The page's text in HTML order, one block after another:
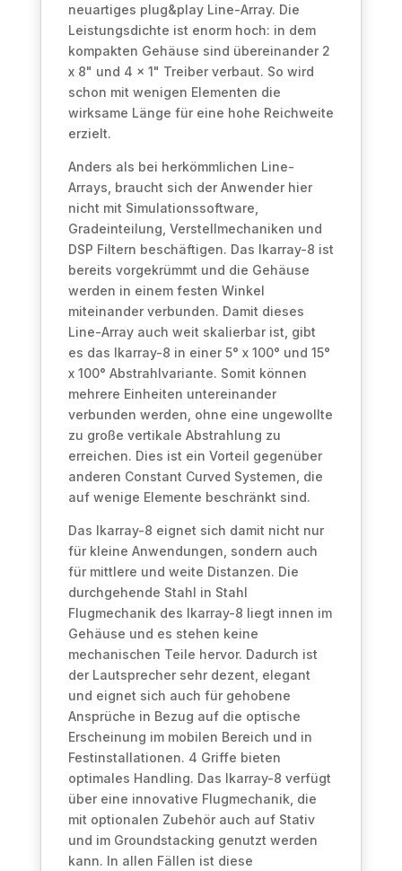
neuartiges plug&play Line-Array. Die
Leistungsdichte ist enorm hoch: in dem
kompakten Gehäuse sind übereinander 2
x 8" und 4 x 1" Treiber verbaut. So wird
schon mit wenigen Elementen die
wirksame Länge für eine hohe Reichweite
erzielt.
Anders als bei herkömmlichen Line-
Arrays, braucht sich der Anwender hier
nicht mit Simulationssoftware,
Gradeinteilung, Verstellmechaniken und
DSP Filtern beschäftigen. Das Ikarray-8 ist
bereits vorgekrümmt und die Gehäuse
werden in einem festen Winkel
miteinander verbunden. Damit dieses
Line-Array auch weit skalierbar ist, gibt
es das Ikarray-8 in einer 5° x 100° und 15°
x 100° Abstrahlvariante. Somit können
mehrere Einheiten untereinander
verbunden werden, ohne eine ungewollte
zu große vertikale Abstrahlung zu
erreichen. Dies ist ein Vorteil gegenüber
anderen Constant Curved Systemen, die
auf wenige Elemente beschränkt sind.
Das Ikarray-8 eignet sich damit nicht nur
für kleine Anwendungen, sondern auch
für mittlere und weite Distanzen. Die
durchgehende Stahl in Stahl
Flugmechanik des Ikarray-8 liegt innen im
Gehäuse und es stehen keine
mechanischen Teile hervor. Dadurch ist
der Lautsprecher sehr dezent, elegant
und eignet sich auch für gehobene
Ansprüche in Bezug auf die optische
Erscheinung im mobilen Bereich und in
Festinstallationen. 4 Griffe bieten
optimales Handling. Das Ikarray-8 verfügt
über eine innovative Flugmechanik, die
mit optionalen Zubehör auch auf Stativ
und im Groundstacking genutzt werden
kann. In allen Fällen ist diese